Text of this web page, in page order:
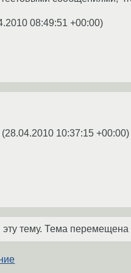
08:49:51 +00:00)
(28.04.2010 10:37:15 +00:00)
тему. Тема перемещена